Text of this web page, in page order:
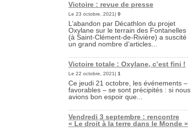
Victoire : revue de presse
Le 23 octobre, 2021| 0
L’abandon par Décathlon du projet
Oxylane sur le terrain des Fontanelles
(à Saint-Clément-de-Rivière) a suscité
un grand nombre d’articles...
Victoire totale : Oxylane, c’est fini !
Le 22 octobre, 2021| 1
Ce jeudi 21 octobre, les événements –
favorables – se sont précipités : si nous
avions bon espoir que...
Vendredi 3 septembre : rencontre
« Le droit à la terre dans le Monde »